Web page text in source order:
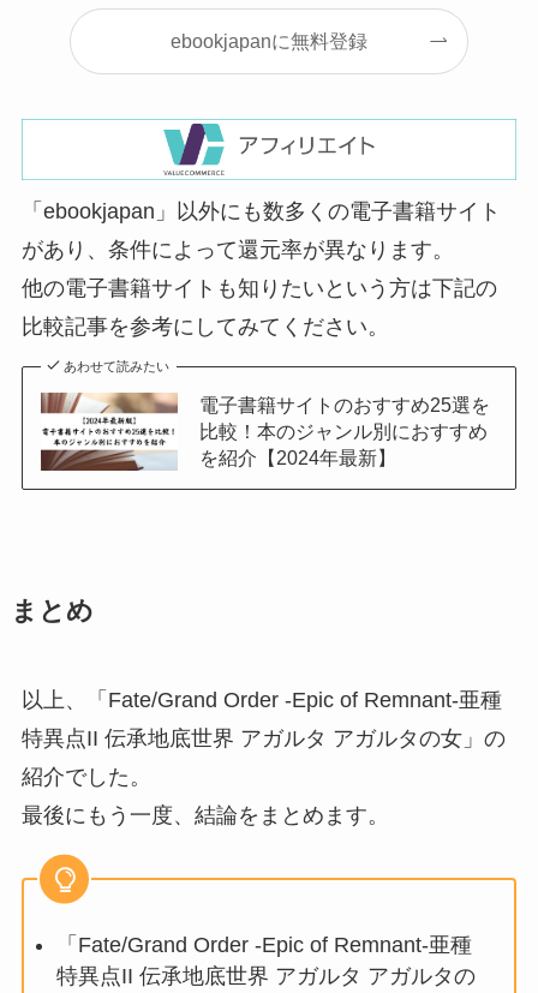
ebookjapanに無料登録
「ebookjapan」以外にも数多くの電子書籍サイト
があり、条件によって還元率が異なります。
他の電子書籍サイトも知りたいという方は下記の
比較記事を参考にしてみてください。
あわせて読みたい
電子書籍サイトのおすすめ25選を
比較！本のジャンル別におすすめ
を紹介【2024年最新】
まとめ
以上、「Fate/Grand Order -Epic of Remnant-亜種
特異点II 伝承地底世界 アガルタ アガルタの女」の
紹介でした。
最後にもう一度、結論をまとめます。
「Fate/Grand Order -Epic of Remnant-亜種
特異点II 伝承地底世界 アガルタ アガルタの